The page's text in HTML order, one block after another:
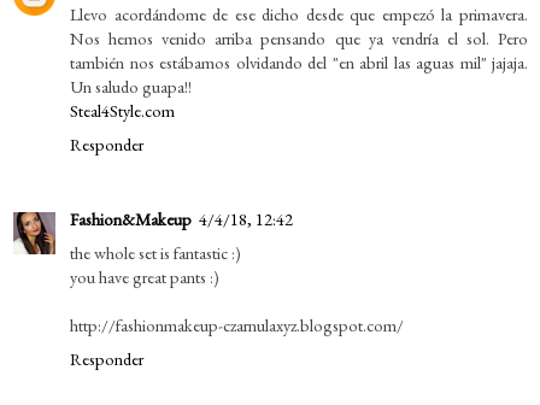
Llevo acordándome de ese dicho desde que empezó la primavera.
Nos hemos venido arriba pensando que ya vendría el sol. Pero
también nos estábamos olvidando del "en abril las aguas mil" jajaja.
Un saludo guapa!!
Steal4Style.com
Responder
Fashion&Makeup 4/4/18, 12:42
the whole set is fantastic :)
you have great pants :)
http://fashionmakeup-czarnulaxyz.blogspot.com/
Responder